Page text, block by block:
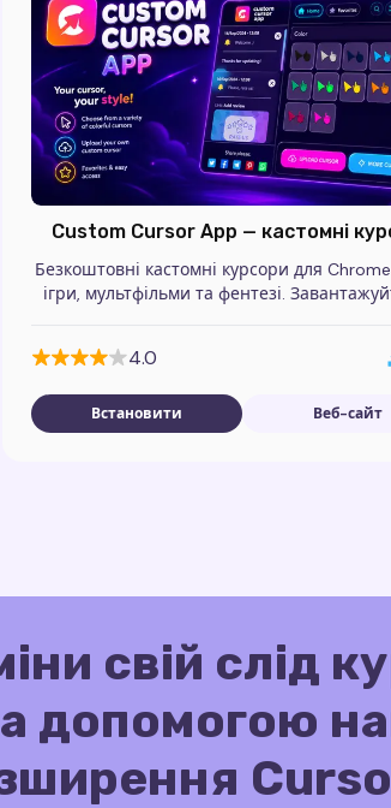
Custom Cursor App — кастомні
Безкоштовні кастомні курсори для
ігри, мультфільми та фентезі.
4.0
Встановити Веб-сайт
свій слід
допомогою